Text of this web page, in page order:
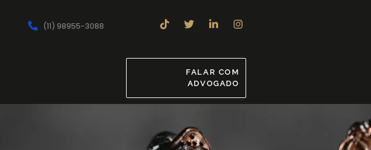
(11) 98955-3088
FALAR COM
ADVOGADO